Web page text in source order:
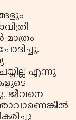
എന്നു
ജീവനെ